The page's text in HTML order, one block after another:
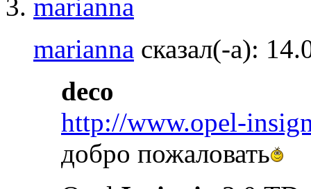
marianna сказал(-а):
deco
http://www.opel-
добро пожаловать